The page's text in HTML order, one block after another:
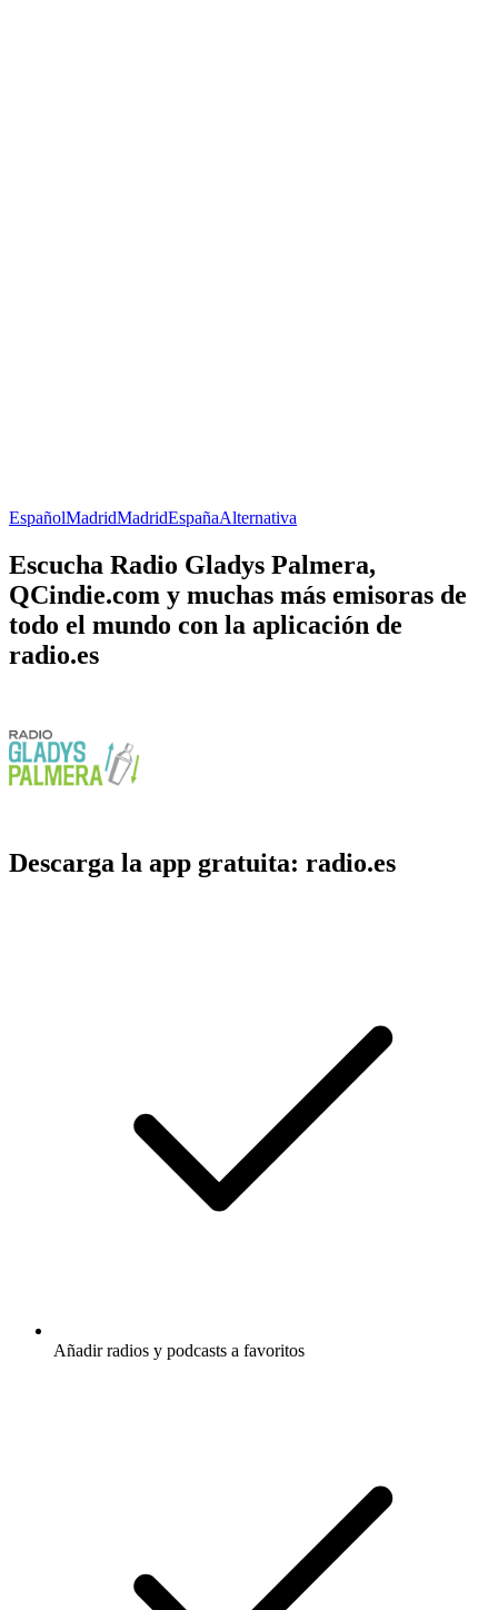
EspañolMadridMadridEspañaAlternativa
Escucha Radio Gladys Palmera,
QCindie.com y muchas más emisoras de
todo el mundo con la aplicación de
radio.es
Descarga la app gratuita: radio.es
Añadir radios y podcasts a favoritos